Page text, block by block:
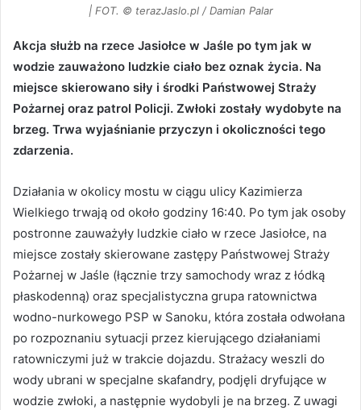
| FOT. © terazJaslo.pl / Damian Palar
Akcja służb na rzece Jasiołce w Jaśle po tym jak w
wodzie zauważono ludzkie ciało bez oznak życia. Na
miejsce skierowano siły i środki Państwowej Straży
Pożarnej oraz patrol Policji. Zwłoki zostały wydobyte na
brzeg. Trwa wyjaśnianie przyczyn i okoliczności tego
zdarzenia.
Działania w okolicy mostu w ciągu ulicy Kazimierza
Wielkiego trwają od około godziny 16:40. Po tym jak osoby
postronne zauważyły ludzkie ciało w rzece Jasiołce, na
miejsce zostały skierowane zastępy Państwowej Straży
Pożarnej w Jaśle (łącznie trzy samochody wraz z łódką
płaskodenną) oraz specjalistyczna grupa ratownictwa
wodno-nurkowego PSP w Sanoku, która została odwołana
po rozpoznaniu sytuacji przez kierującego działaniami
ratowniczymi już w trakcie dojazdu. Strażacy weszli do
wody ubrani w specjalne skafandry, podjęli dryfujące w
wodzie zwłoki, a następnie wydobyli je na brzeg. Z uwagi